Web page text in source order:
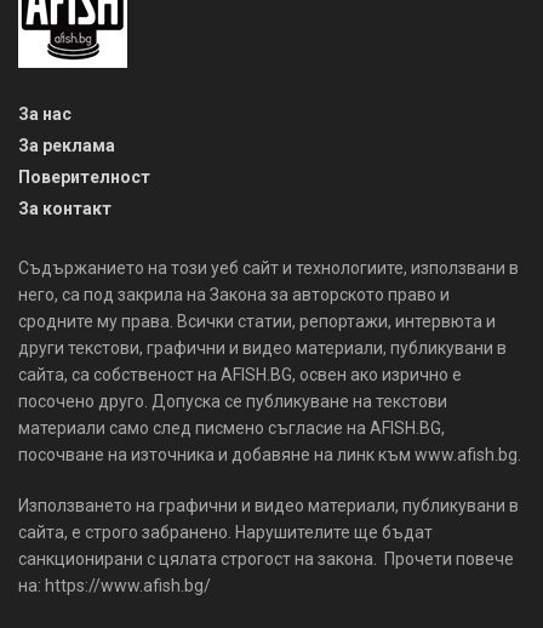
За нас
За реклама
Поверителност
За контакт
Съдържанието на този уеб сайт и технологиите, използвани в
него, са под закрила на Закона за авторското право и
сродните му права. Всички статии, репортажи, интервюта и
други текстови, графични и видео материали, публикувани в
сайта, са собственост на AFISH.BG, освен ако изрично е
посочено друго. Допуска се публикуване на текстови
материали само след писмено съгласие на AFISH.BG,
посочване на източника и добавяне на линк към www.afish.bg.
Използването на графични и видео материали, публикувани в
сайта, е строго забранено. Нарушителите ще бъдат
санкционирани с цялата строгост на закона. Прочети повече
на: https://www.afish.bg/